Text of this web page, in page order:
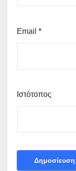
Email *
Ιστότοπος